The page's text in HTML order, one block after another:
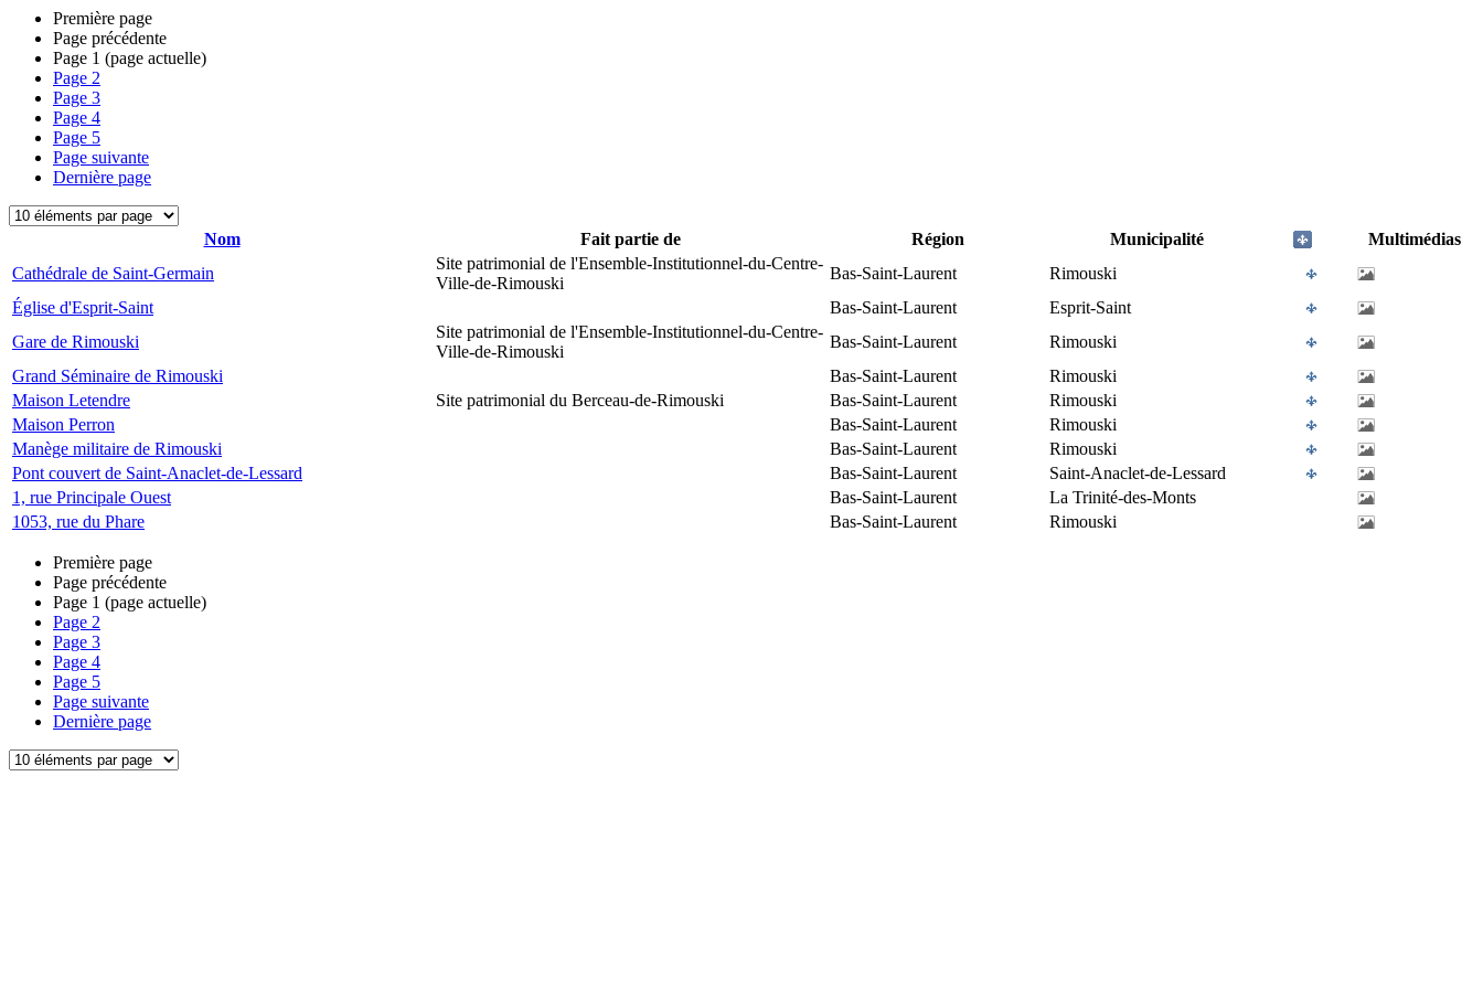
Première page
Page précédente
Page 1 (page actuelle)
Page 2
Page 3
Page 4
Page 5
Page suivante
Dernière page
Nom Fait partie de Région Municipalité
Multimédias
Cathédrale de Saint-Germain
Site patrimonial de l'Ensemble-Institutionnel-du-Centre-
Ville-de-Rimouski
Bas-Saint-Laurent
Rimouski
Église d'Esprit-Saint
Bas-Saint-Laurent
Esprit-Saint
Gare de Rimouski
Site patrimonial de l'Ensemble-Institutionnel-du-Centre-
Ville-de-Rimouski
Bas-Saint-Laurent
Rimouski
Grand Séminaire de Rimouski
Bas-Saint-Laurent
Rimouski
Maison Letendre
Site patrimonial du Berceau-de-Rimouski Bas-Saint-Laurent
Rimouski
Maison Perron
Bas-Saint-Laurent
Rimouski
Manège militaire de Rimouski
Bas-Saint-Laurent
Rimouski
Pont couvert de Saint-Anaclet-de-Lessard
Bas-Saint-Laurent
Saint-Anaclet-de-Lessard
1, rue Principale Ouest
Bas-Saint-Laurent
La Trinité-des-Monts
1053, rue du Phare
Bas-Saint-Laurent Rimouski
Première page
Page précédente
Page 1 (page actuelle)
Page 2
Page 3
Page 4
Page 5
Page suivante
Dernière page